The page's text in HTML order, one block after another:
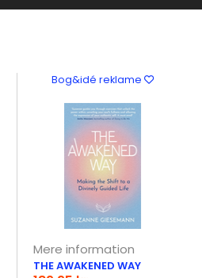
Bog&idé reklame
Mere information
THE AWAKENED WAY